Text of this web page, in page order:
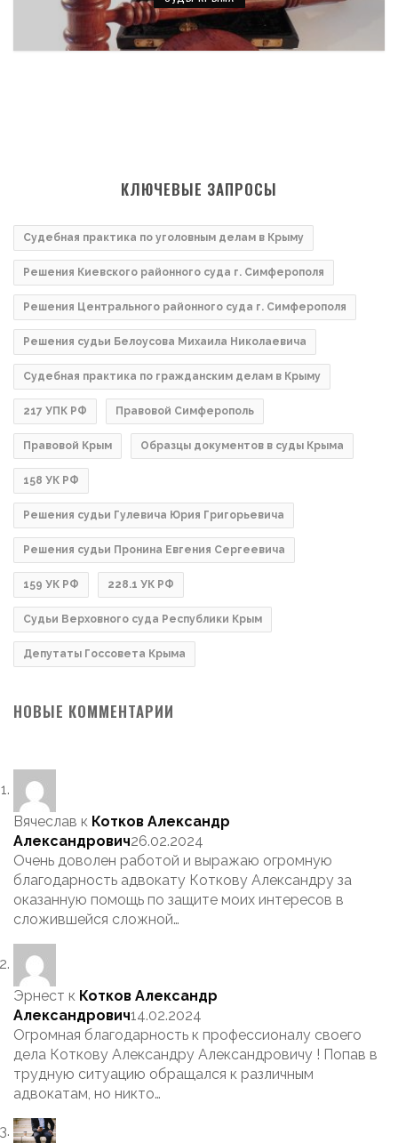
КЛЮЧЕВЫЕ ЗАПРОСЫ
Судебная практика по уголовным делам в Крыму
Решения Киевского районного суда г. Симферополя
Решения Центрального районного суда г. Симферополя
Решения судьи Белоусова Михаила Николаевича
Судебная практика по гражданским делам в Крыму
217 УПК РФ Правовой Симферополь
Правовой Крым Образцы документов в суды Крыма
158 УК РФ
Решения судьи Гулевича Юрия Григорьевича
Решения судьи Пронина Евгения Сергеевича
159 УК РФ 228.1 УК РФ
Судьи Верховного суда Республики Крым
Депутаты Госсовета Крыма
НОВЫЕ КОММЕНТАРИИ
Вячеслав к Котков Александр
Александрович26.02.2024
Очень доволен работой и выражаю огромную
благодарность адвокату Коткову Александру за
оказанную помощь по защите моих интересов в
сложившейся сложной…
Эрнест к Котков Александр
Александрович14.02.2024
Огромная благодарность к профессионалу своего
дела Коткову Александру Александровичу ! Попав в
трудную ситуацию обращался к различным
адвокатам, но никто…